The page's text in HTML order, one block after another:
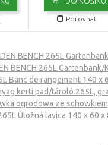
Porovnat
BENCH 265L
BENCH 265L
Banc de rangement 140
kerti pad/tároló 265L,
ogrodowa ze
265L Úložná lavica 140 x